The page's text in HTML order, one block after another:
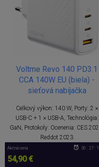
Voltme Revo 140 PD3.1
CCA 140W EU (biela) -
sieťová nabíjačka
Celkový výkon: 140 W, Porty: 2 ×
USB-C + 1 × USB-A, Technológia:
GaN, Protokoly: Ocenenia: CES
Reddot 2023
Akčná cena
54,90 €
30 : 27 :